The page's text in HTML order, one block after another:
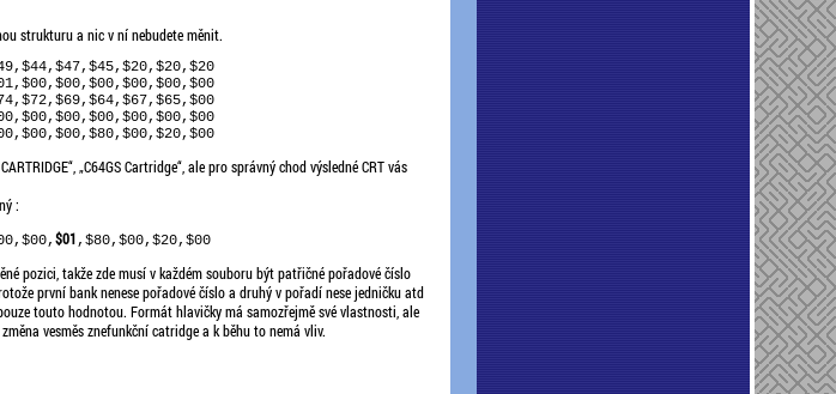
strukturu a nic v ní nebudete měnit.
„C64GS Cartridge“, ale pro správný chod výsledné CRT vás
:
$01 ,$80,$00,$20,$00
pozici, takže zde musí v každém souboru být patřičné pořadové číslo
první bank nenese pořadové číslo a druhý v pořadí nese jedničku atd
touto hodnotou. Formát hlavičky má samozřejmě své vlastnosti, ale
vesměs znefunkční catridge a k běhu to nemá vliv.